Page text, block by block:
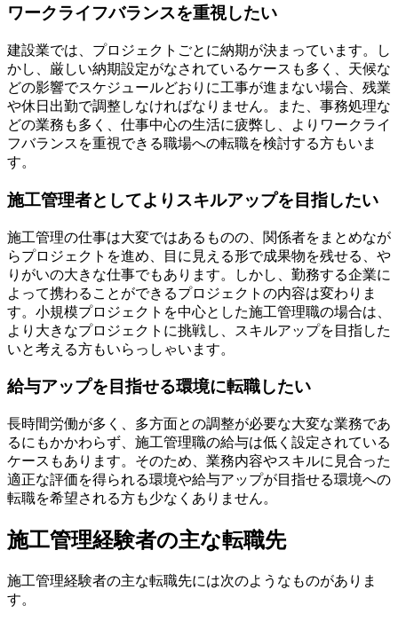
ワークライフバランスを重視したい
建設業では、プロジェクトごとに納期が決まっています。し
かし、厳しい納期設定がなされているケースも多く、天候な
どの影響でスケジュールどおりに工事が進まない場合、残業
や休日出勤で調整しなければなりません。また、事務処理な
どの業務も多く、仕事中心の生活に疲弊し、よりワークライ
フバランスを重視できる職場への転職を検討する方もいま
す。
施工管理者としてよりスキルアップを目指したい
施工管理の仕事は大変ではあるものの、関係者をまとめなが
らプロジェクトを進め、目に見える形で成果物を残せる、や
りがいの大きな仕事でもあります。しかし、勤務する企業に
よって携わることができるプロジェクトの内容は変わりま
す。小規模プロジェクトを中心とした施工管理職の場合は、
より大きなプロジェクトに挑戦し、スキルアップを目指した
いと考える方もいらっしゃいます。
給与アップを目指せる環境に転職したい
長時間労働が多く、多方面との調整が必要な大変な業務であ
るにもかかわらず、施工管理職の給与は低く設定されている
ケースもあります。そのため、業務内容やスキルに見合った
適正な評価を得られる環境や給与アップが目指せる環境への
転職を希望される方も少なくありません。
施工管理経験者の主な転職先
施工管理経験者の主な転職先には次のようなものがありま
す。